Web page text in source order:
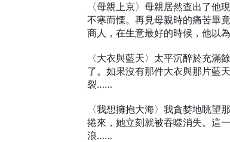
〈母親上京〉母親居然查出了他
不寒而慄。再見母親時的痛苦畢
商人，在生意最好的時候，他以
〈大衣與藍天〉太平沉醉於充
了。如果沒有那件大衣與那片藍
裂……
〈我想擁抱大海〉我貪婪地眺
捲來，她立刻就被吞噬消失。這
浪……